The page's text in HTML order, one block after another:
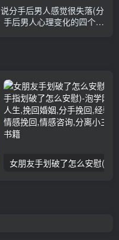
说分手后男人感觉很失落(分
手后男人心理变化的四个阶